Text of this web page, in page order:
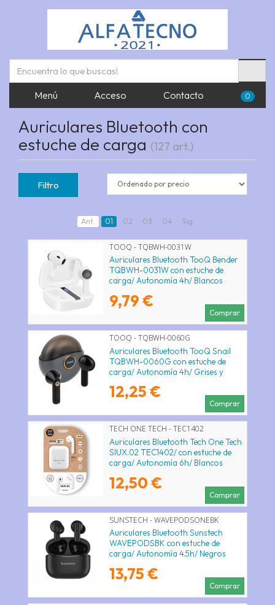
Menú Acceso Contacto 0
Auriculares Bluetooth con
estuche de carga (127 art.)
Filtro
Ant. 01 02 03 04 Sig.
TOOQ - TQBWH-0031W
Auriculares Bluetooth TooQ Bender
TQBWH-0031W con estuche de
carga/ Autonomía 4h/ Blancos
9,79 €
Comprar
TOOQ - TQBWH-0060G
Auriculares Bluetooth TooQ Snail
TQBWH-0060G con estuche de
carga/ Autonomía 4h/ Grises y
12,25 €
Comprar
TECH ONE TECH - TEC1402
Auriculares Bluetooth Tech One Tech
SIUX.02 TEC1402/ con estuche de
carga/ Autonomía 6h/ Blancos
12,50 €
Comprar
SUNSTECH - WAVEPODSONEBK
Auriculares Bluetooth Sunstech
WAVEPODSBK con estuche de
carga/ Autonomía 4.5h/ Negros
13,75 €
Comprar